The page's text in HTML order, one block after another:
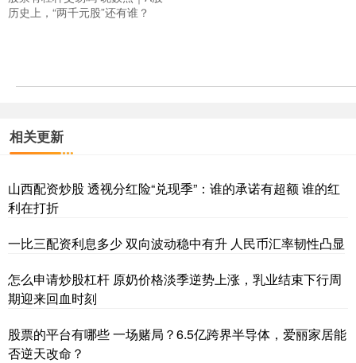
历史上，“两千元股”还有谁？
相关更新
山西配资炒股 透视分红险“兑现季”：谁的承诺有超额 谁的红
利在打折
一比三配资利息多少 双向波动稳中有升 人民币汇率韧性凸显
怎么申请炒股杠杆 原奶价格淡季逆势上涨，乳业结束下行周
期迎来回血时刻
股票的平台有哪些 一场赌局？6.5亿跨界半导体，爱丽家居能
否逆天改命？